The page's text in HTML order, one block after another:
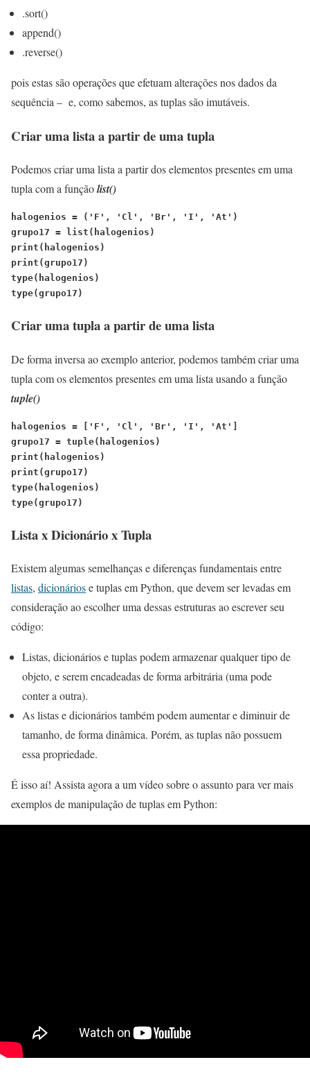
.sort()
append()
.reverse()
pois estas são operações que efetuam alterações nos dados da
sequência – e, como sabemos, as tuplas são imutáveis.
Criar uma lista a partir de uma tupla
Podemos criar uma lista a partir dos elementos presentes em uma
tupla com a funçãolist()
halogenios = ('F', 'Cl', 'Br', 'I', 'At')
grupo17 = list(halogenios)
print(halogenios)
print(grupo17)
type(halogenios)
type(grupo17)
Criar uma tupla a partir de uma lista
De forma inversa ao exemplo anterior, podemos também criar uma
tupla com os elementos presentes em uma lista usando a função
tuple()
halogenios = ['F', 'Cl', 'Br', 'I', 'At']
grupo17 = tuple(halogenios)
print(halogenios)
print(grupo17)
type(halogenios)
type(grupo17)
Lista x Dicionário x Tupla
Existem algumas semelhanças e diferenças fundamentais entre
listas, dicionáriose tuplas em Python, que devem ser levadas em
consideração ao escolher uma dessas estruturas ao escrever seu
código:
Listas, dicionários e tuplas podem armazenar qualquer tipo de
objeto, e serem encadeadas de forma arbitrária (uma pode
conter a outra).
As listas e dicionários também podem aumentar e diminuir de
tamanho, de forma dinâmica. Porém, as tuplas não possuem
essa propriedade.
É isso aí! Assista agora a um vídeo sobre o assunto para ver mais
exemplos de manipulação de tuplas em Python: